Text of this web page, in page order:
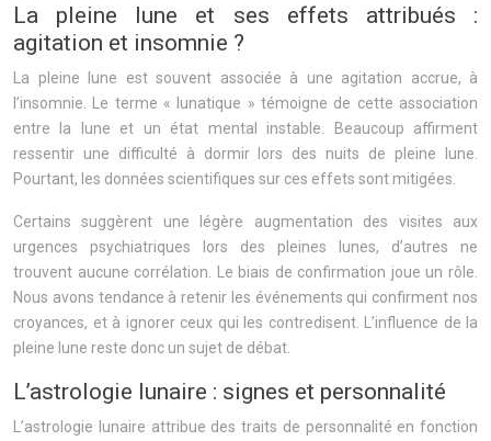
La pleine lune et ses effets attribués :
agitation et insomnie ?
La pleine lune est souvent associée à une agitation accrue, à
l’insomnie. Le terme « lunatique » témoigne de cette association
entre la lune et un état mental instable. Beaucoup affirment
ressentir une difficulté à dormir lors des nuits de pleine lune.
Pourtant, les données scientifiques sur ces effets sont mitigées.
Certains suggèrent une légère augmentation des visites aux
urgences psychiatriques lors des pleines lunes, d’autres ne
trouvent aucune corrélation. Le biais de confirmation joue un rôle.
Nous avons tendance à retenir les événements qui confirment nos
croyances, et à ignorer ceux qui les contredisent. L’influence de la
pleine lune reste donc un sujet de débat.
L’astrologie lunaire : signes et personnalité
L’astrologie lunaire attribue des traits de personnalité en fonction